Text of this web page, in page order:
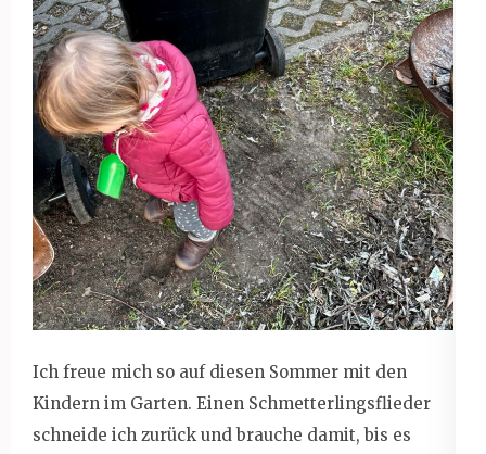
Ich freue mich so auf diesen Sommer mit den
Kindern im Garten. Einen Schmetterlingsflieder
schneide ich zurück und brauche damit, bis es